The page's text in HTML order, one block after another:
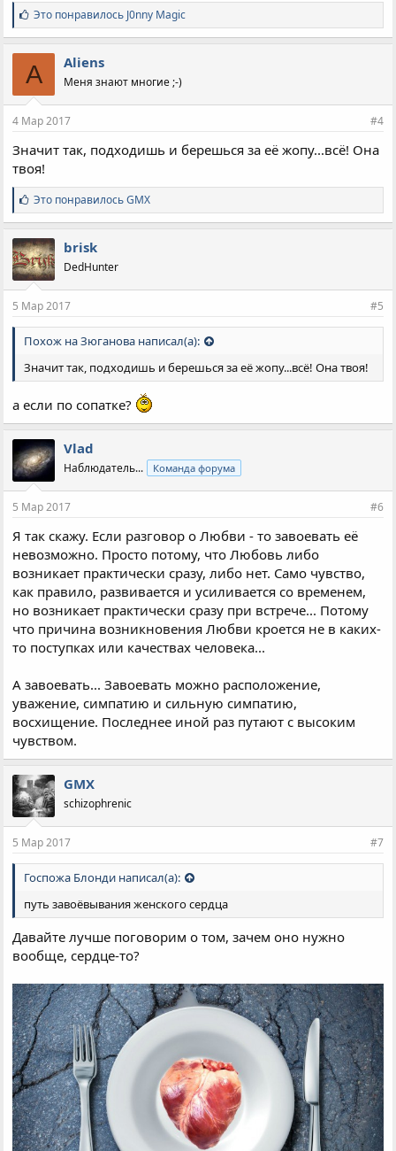
С
и
м
п
а
т
и
:
Это понравилось J0nny Magic
A Aliens
Меня знают многие ;-)
4 Мар 2017 #4
Значит так, подходишь и берешься за её жопу...всё! Она
твоя!
С
и
м
п
а
т
и
:
Это понравилосьGMX
brisk
DedHunter
5 Мар 2017 #5
Похож на Зюганова написал(а):
Значит так, подходишь и берешься за её жопу...всё! Она твоя!
а если по сопатке?
Vlad
Наблюдатель... Команда форума
5 Мар 2017 #6
Я так скажу. Если разговор о Любви - то завоевать её
невозможно. Просто потому, что Любовь либо
возникает практически сразу, либо нет. Само чувство,
как правило, развивается и усиливается со временем,
но возникает практически сразу при встрече... Потому
что причина возникновения Любви кроется не в каких-
то поступках или качествах человека...
А завоевать... Завоевать можно расположение,
уважение, симпатию и сильную симпатию,
восхищение. Последнее иной раз путают с высоким
чувством.
GMX
schizophrenic
5 Мар 2017 #7
Госпожа Блонди написал(а):
путь завоёвывания женского сердца
Давайте лучше поговорим о том, зачем оно нужно
вообще, сердце-то?